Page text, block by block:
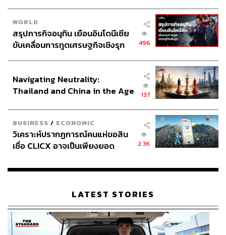
WORLD
สรุปภารกิจอนุทิน เยือนอินโดนีเซีย
ขับเคลื่อนการทูตเศรษฐกิจเชิงรุก
496
Navigating Neutrality:
Thailand and China in the Age
137
BUSINESS / ECONOMIC
วิเคราะห์ปรากฏการณ์คนแห่ขอสิน
เชื่อ CLICX อาจเป็นเพียงยอด
เรือนไทยที่ถูกซุกไว้
2.3K
LATEST STORIES